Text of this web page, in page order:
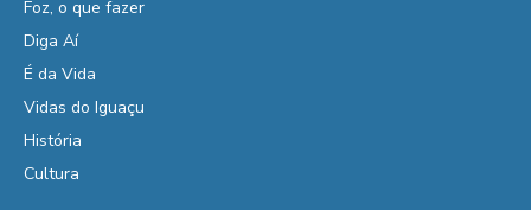
Foz, o que fazer
Diga Aí
É da Vida
Vidas do Iguaçu
História
Cultura